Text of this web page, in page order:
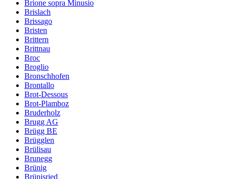
Brione sopra Minusio
Brislach
Brissago
Bristen
Brittern
Brittnau
Broc
Broglio
Bronschhofen
Brontallo
Brot-Dessous
Brot-Plamboz
Bruderholz
Brugg AG
Brügg BE
Brügglen
Brülisau
Brunegg
Brünig
Brünisried